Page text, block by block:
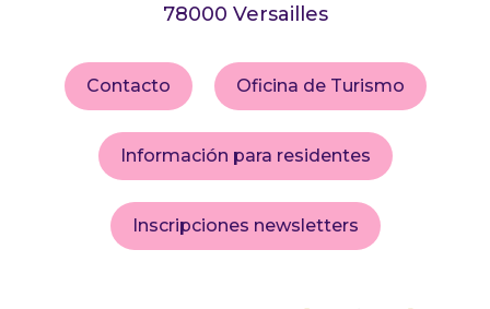
78000 Versailles
Contacto Oficina de Turismo
Información para residentes
Inscripciones newsletters